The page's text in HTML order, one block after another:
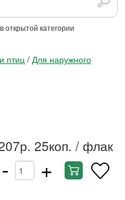
открытой категории
птиц / Для наружного
25коп. / флак
- +